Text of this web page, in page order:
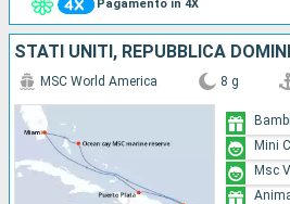
Pagamento in 4X
MSC World America 8 g
Mini
Msc